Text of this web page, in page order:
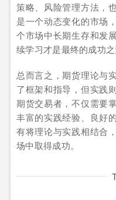
策略、风险管理方法，
是一个动态变化的市场
个市场中长期生存和发
续学习才是最终的成功之
总而言之，期货理论与
了框架和指导，但实践
期货交易者，不仅需要
丰富的实践经验、良好
有将理论与实践相结合
场中取得成功。